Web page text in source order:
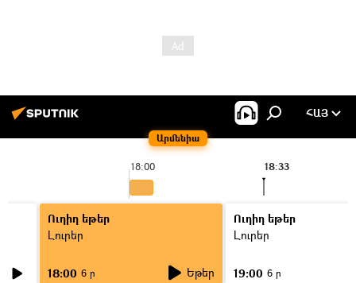
Արմենիա
ՀԱՅ
18:00 18:33
Ուղիղ եթեր
Լուրեր
18:00 6 ր Եթեր
Ուղիղ եթեր
Լուրեր
19:00 6 ր